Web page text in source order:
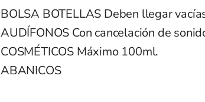
BOLSA BOTELLAS Deben llegar
AUDÍFONOS Con cancelación de
COSMÉTICOS Máximo 100ml.
ABANICOS